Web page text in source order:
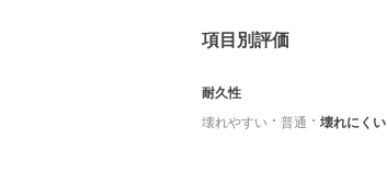
項目別評価
耐久性
壊れやすい
普通 壊れにくい